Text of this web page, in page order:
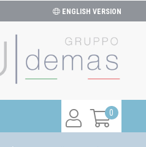
ENGLISH VERSION
0